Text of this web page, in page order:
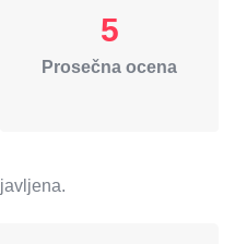
5
Prosečna ocena